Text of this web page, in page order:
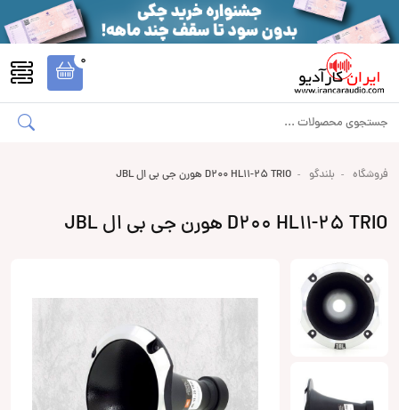
0
فروشگاه بلندگو D200 HL11-25 TRIO هورن جی بی ال JBL
D200 HL11-25 TRIO هورن جی بی ال JBL